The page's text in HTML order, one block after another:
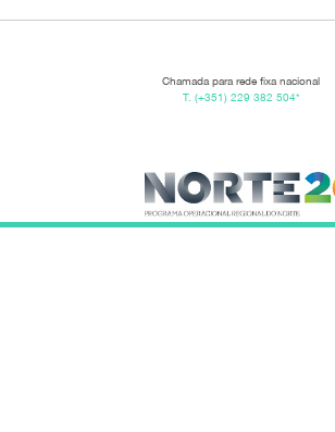
Chamada para rede fixa nacional
T. (+351) 229 382 504*